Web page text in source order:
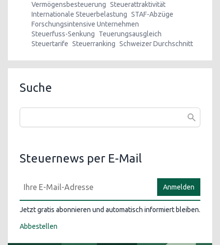
Vermögensbesteuerung Steuerattraktivität
Internationale Steuerbelastung STAF-Abzüge
Forschungsintensive Unternehmen
Steuerfuss-Senkung
Teuerungsausgleich
Steuertarife Steuerranking Schweizer Durchschnitt
Suche
Steuernews per E-Mail
Anmelden
Jetzt gratis abonnieren und automatisch informiert bleiben.
Abbestellen